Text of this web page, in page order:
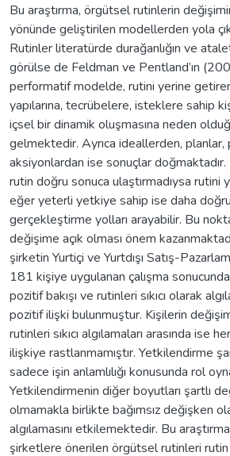
Bu araştırma, örgütsel rutinlerin
yönünde geliştirilen modellerden yola
Rutinler literatürde durağanlığın ve
görülse de Feldman ve Pentland’ın
performatif modelde, rutini yerine
yapılarına, tecrübelere, isteklere sahip
içsel bir dinamik oluşmasına neden
gelmektedir. Ayrıca ideallerden, planlar,
aksiyonlardan ise sonuçlar
rutin doğru sonuca ulaştırmadıysa rutini
eğer yeterli yetkiye sahip ise daha
gerçekleştirme yolları arayabilir. Bu
değişime açık olması önem
şirketin Yurtiçi ve Yurtdışı Satış-
181 kişiye uygulanan çalışma
pozitif bakışı ve rutinleri sıkıcı olarak
pozitif ilişki bulunmuştur. Kişilerin
rutinleri sıkıcı algılamaları arasında ise
ilişkiye rastlanmamıştır. Yetkilendirme
sadece işin anlamlılığı konusunda rol
Yetkilendirmenin diğer boyutları şartlı
olmamakla birlikte bağımsız değişken
algılamasını etkilemektedir. Bu
şirketlere önerilen örgütsel rutinleri